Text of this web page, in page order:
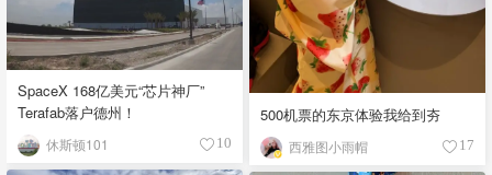
500机票的东京体验我给到夯
西雅图小雨帽 17
SpaceX 168亿美元“芯片神厂”
Terafab落户德州！
休斯顿101 10